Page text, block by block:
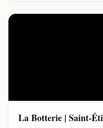
La Botterie | Saint-